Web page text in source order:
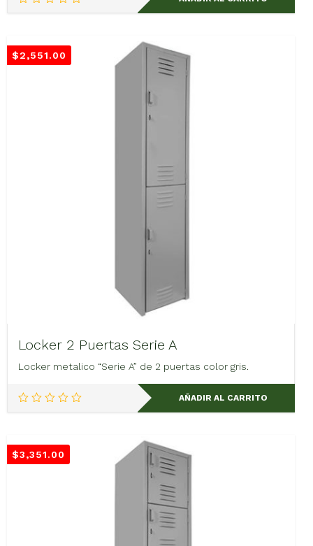
$2,551.00
Locker 2 Puertas Serie A
Locker metalico “Serie A” de 2 puertas color gris.
AÑADIR AL CARRITO
$3,351.00